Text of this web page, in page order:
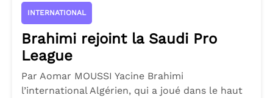
INTERNATIONAL
Brahimi rejoint la Saudi Pro
League
Par Aomar MOUSSI Yacine Brahimi
l’international Algérien, qui a joué dans le haut